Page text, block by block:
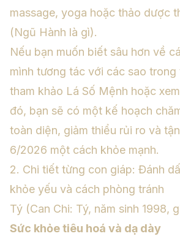
massage, yoga hoặc thảo dược
(Ngũ Hành là gì).
Nếu bạn muốn biết sâu hơn về
mình tương tác với các sao trong
tham khảo Lá Số Mệnh hoặc
đó, bạn sẽ có một kế hoạch
toàn diện, giảm thiểu rủi ro và
6/2026 một cách khỏe mạnh.
2. Chi tiết từng con giáp: Đánh
khỏe yếu và cách phòng tránh
Tý (Can Chi: Tý, năm sinh 1998,
Sức khỏe tiêu hoá và dạ dày